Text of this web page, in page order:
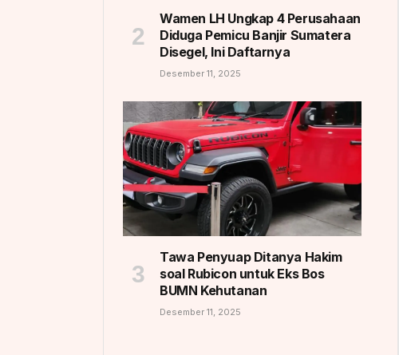
Wamen LH Ungkap 4 Perusahaan
Diduga Pemicu Banjir Sumatera
Disegel, Ini Daftarnya
Desember 11, 2025
Tawa Penyuap Ditanya Hakim
soal Rubicon untuk Eks Bos
BUMN Kehutanan
Desember 11, 2025